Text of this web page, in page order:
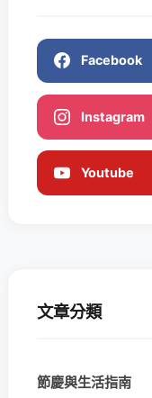
Facebook
Instagram
Youtube
文章分類
節慶與生活指南